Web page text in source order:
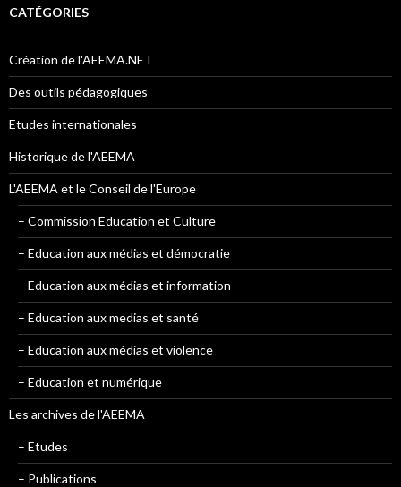
CATÉGORIES
Création de l'AEEMA.NET
Des outils pédagogiques
Etudes internationales
Historique de l'AEEMA
L'AEEMA et le Conseil de l'Europe
– Commission Education et Culture
– Education aux médias et démocratie
– Education aux médias et information
– Education aux medias et santé
– Education aux médias et violence
– Education et numérique
Les archives de l'AEEMA
– Etudes
– Publications